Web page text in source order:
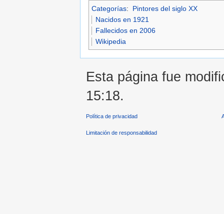
Categorías:
Pintores del siglo XX
Nacidos en 1921
Fallecidos en 2006
Wikipedia
Esta página fue
15:18.
Política de privacidad
Limitación de responsabilidad